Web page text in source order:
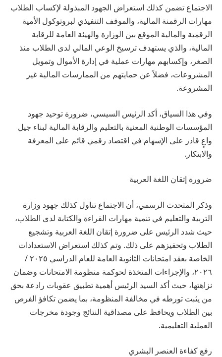
الاجتماع تضمن كذلك استعراض الجهود المبذولة لإكساب الطلاب
مهارات الرقمنة المالية، والموقف التنفيذي لبروتوكول الأمية
الرقمية والمالية الموقع بين الوزارة والهيئة العامة للرقابة
المالية، والذي يستهدف ترسيخ الوعي المالي لدى الطلاب منذ
الصغر، وإكسابهم مهارات عملية في إدارة الأموال وتمويل
المشروعات، فضلاً عن حمايتهم من الممارسات المالية غير
المشروعة.
وفي هذا السياق، أكد الرئيس السيسي، ضرورة توحيد جهود
المؤسسات الوطنية المعنية بالتعليم والرقابة المالية لبناء جيل
واعٍ قادر على الإسهام في اقتصاد رقمي قائم على المعرفة
والابتكار.
ضرورة إتقان اللغة العربية
وذكر المتحدث الرسمي، أن الاجتماع تناول كذلك جهود وزارة
التربية والتعليم في تنمية مهارات القراءة والكتابة لدى الطلاب،
حيث شدد الرئيس على ضرورة إتقان اللغة العربية وتشجيع
الطلاب وتحفيزهم على ذلك. وتم كذلك استعراض الاستعدادات
الخاصة بعقد امتحانات الثانوية العامة للعام الدراسي ٢٠٢٥ /
٢٠٢٦، والإجراءات المتخذة لحوكمة منظومة الامتحانات وضمان
نزاهتها، حيث أكد السيد الرئيس أهمية تطبيق عقوبات رادعة بحق
من يثبت تورطه في مخالفة المنظومة، بما يضمن تكافؤ الفرص
بين الطلاب ويحافظ على مصداقية النتائج وجودة مخرجات
العملية التعليمية.
رفع كفاءة العنصر البشري